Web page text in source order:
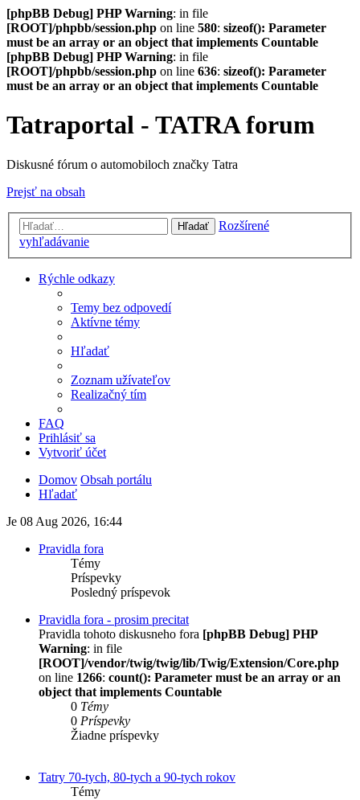
[phpBB Debug] PHP Warning: in file
[ROOT]/phpbb/session.php on line 580: sizeof(): Parameter
must be an array or an object that implements Countable
[phpBB Debug] PHP Warning: in file
[ROOT]/phpbb/session.php on line 636: sizeof(): Parameter
must be an array or an object that implements Countable
Tatraportal - TATRA forum
Diskusné fórum o automobiloch značky Tatra
Prejsť na obsah
Hľadať
Rozšírené
vyhľadávanie
Rýchle odkazy
Temy bez odpovedí
Aktívne témy
Hľadať
Zoznam užívateľov
Realizačný tím
FAQ
Prihlásiť sa
Vytvoriť účet
Domov Obsah portálu
Hľadať
Je 08 Aug 2026, 16:44
Pravidla fora
Témy
Príspevky
Posledný príspevok
Pravidla fora - prosim precitat
Pravidla tohoto diskusneho fora [phpBB Debug] PHP
Warning: in file
[ROOT]/vendor/twig/twig/lib/Twig/Extension/Core.php
on line 1266: count(): Parameter must be an array or an
object that implements Countable
0 Témy
0 Príspevky
Žiadne príspevky
Tatry 70-tych, 80-tych a 90-tych rokov
Témy